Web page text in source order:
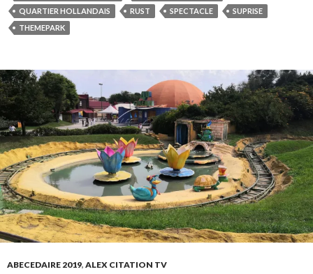
QUARTIER HOLLANDAIS
RUST SPECTACLE
SUPRISE
THEMEPARK
ABECEDAIRE 2019, ALEX CITATION TV